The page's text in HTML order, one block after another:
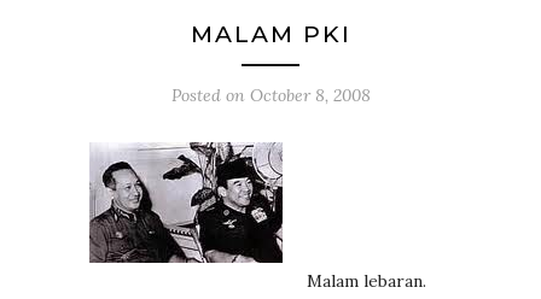
MALAM PKI
Posted on October 8, 2008
Malam lebaran.